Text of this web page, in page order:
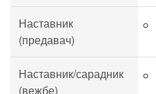
Наставник
(предавач)
Наставник/сарадник
(вежбе)